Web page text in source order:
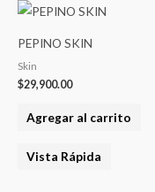
PEPINO SKIN
Skin
$29,900.00
Agregar al carrito
Vista Rápida